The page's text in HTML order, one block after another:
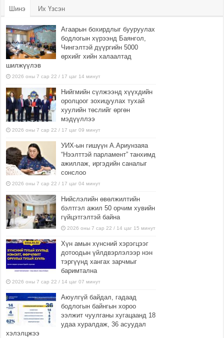
Шинэ Их Үзсэн
Агаарын бохирдлыг бууруулах
бодлогын хүрээнд Баянгол,
Чингэлтэй дүүргийн 5000
өрхийг хийн халаалтад
шилжүүлэв
2026 оны 7 сар 22 / 17 цаг 14 минут
Нийгмийн сүлжээнд хүүхдийн
оролцоог зохицуулах тухай
хуулийн төслийг өргөн
мэдүүллээ
2026 оны 7 сар 22 / 17 цаг 09 минут
УИХ-ын гишүүн А.Ариунзаяа
“Нээлттэй парламент” танхимд
ажиллаж, иргэдийн саналыг
сонслоо
2026 оны 7 сар 22 / 17 цаг 04 минут
Нийслэлийн өвөлжилтийн
бэлтгэл ажил 50 орчим хувийн
гүйцэтгэлтэй байна
2026 оны 7 сар 22 / 14 цаг 15 минут
Хүн амын хүнсний хэрэгцээг
дотоодын үйлдвэрлэлээр нэн
тэргүүнд хангах зарчмыг
баримтална
2026 оны 7 сар 22 / 14 цаг 07 минут
Аюулгүй байдал, гадаад
бодлогын байнгын хороо
ээлжит чуулганы хугацаанд 18
удаа хуралдаж, 36 асуудал
хэлэлцжээ